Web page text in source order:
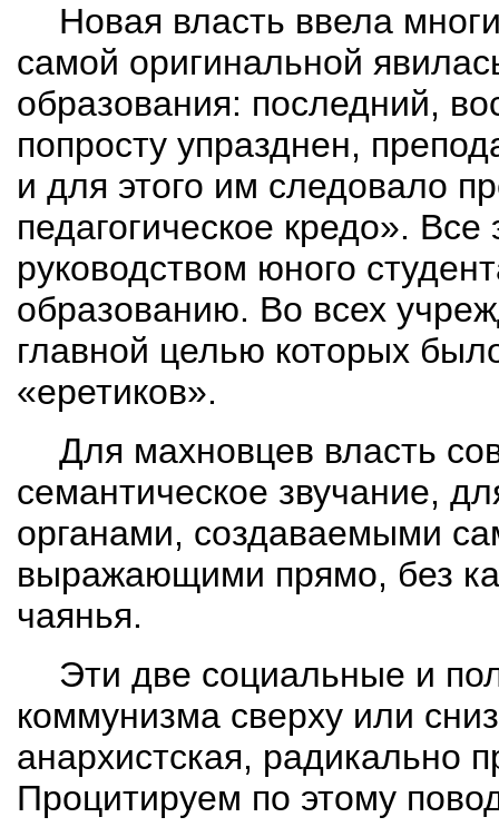
Новая власть ввела
самой оригинальной
образования: последний,
попросту упразднен,
и для этого им следовало
педагогическое кредо».
руководством юного
образованию. Во всех
главной целью которых
«еретиков».
Для махновцев власть
семантическое звучание,
органами, создаваемыми
выражающими прямо, без
чаянья.
Эти две социальные и
коммунизма сверху или
анархистская, радикально
Процитируем по этому